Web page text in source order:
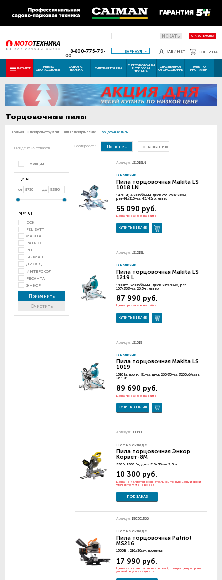
ИСКАТЬ СТАТУС РЕМОНТА
8-800-775-79-
00
БАРНАУЛ КАБИНЕТ КОРЗИНА
КАТАЛОГ ПНЕВМО
ОБОРУДОВАНИЕ
САДОВАЯ
ТЕХНИКА СИЛОВАЯ ТЕХНИКА
СНЕГОУБОРОЧНАЯ
И ТЕПЛОВАЯ
ТЕХНИКА
СТРОИТЕЛЬНОЕ
ОБОРУДОВАНИЕ
ЭЛЕКТРО
ИНСТРУМЕНТ
Торцовочные пилы
Главная - Электроинструмент - Пилы электрические - Торцовочные пилы
Найдено 29 товаров
По акции
Цена
от до
Бренд
DCK
FELISATTI
MAKITA
PATRIOT
PIT
БЕЛМАШ
ДИОЛД
ИНТЕРСКОЛ
РЕСАНТА
ЭНКОР
Применить
Очистить
Сортировать: По цене По названию
Артикул: LS1018LN
В наличии
Пила торцовочная Makita LS
1018 LN
1430Вт, 4300об/мин, диск 255-260х30мм,
рез-91х310мм, 45/45гр, лазер
55 090 руб.
Цена при заказе на сайте
КУПИТЬ В 1 КЛИК
Артикул: LS1219L
В наличии
Пила торцовочная Makita LS
1219 L
1800Вт, 3200об/мин , диск 305х30мм, рез
107х363мм, 26.5кг, лазер
87 990 руб.
Цена при заказе на сайте
КУПИТЬ В 1 КЛИК
Артикул: LS1019
В наличии
Пила торцовочная Makita LS
1019
1510Вт, пропил 91мм, диск 260*30мм, 3200об/мин,
26.1 кг
89 690 руб.
Цена при заказе на сайте
КУПИТЬ В 1 КЛИК
Артикул: 90080
Нет на складе
Пила торцовочная Энкор
Корвет-8M
220В, 1200 Вт, диск 210х30мм, 7, 8 кг
10 300 руб.
Цена не является окончательной, точную цену и сроки
уточняйте у менеджера
ПОД ЗАКАЗ
Артикул: 190301866
Нет на складе
Пила торцовочная Patriot
MS216
1500Вт, 216х30мм, протяжка
17 990 руб.
Цена не является окончательной, точную цену и сроки
уточняйте у менеджера